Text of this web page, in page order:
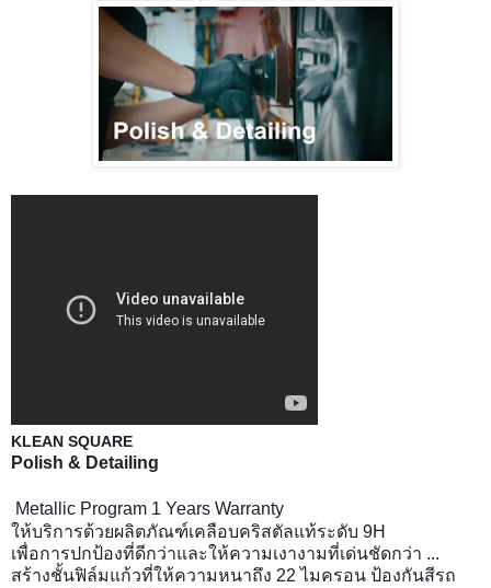
KLEAN SQUARE
Polish & Detailing
Metallic Program 1 Years Warranty
ให้บริการด้วยผลิตภัณฑ์เคลือบคริสตัลแท้ระดับ 9H
เพื่อการปกป้องที่ดีกว่าและให้ความเงางามที่เด่นชัดกว่า ...
สร้างชั้นฟิล์มแก้วที่ให้ความหนาถึง 22ไมครอน ป้องกันสีรถ